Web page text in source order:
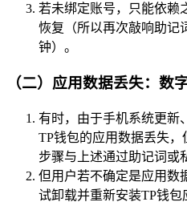
若未绑定账号，只能依赖
恢复（所以再次敲响助记
钟）。
（二）应用数据丢失：数
有时，由于手机系统更新
TP钱包的应用数据丢失
步骤与上述通过助记词或
但用户若不确定是应用数
试卸载并重新安装TP钱